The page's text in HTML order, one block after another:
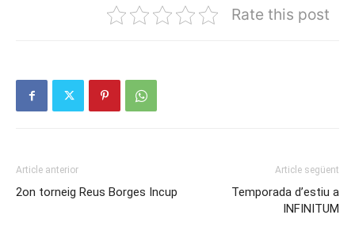
Rate this post
Article anterior
2on torneig Reus Borges Incup
Article següent
Temporada d’estiu a
INFINITUM